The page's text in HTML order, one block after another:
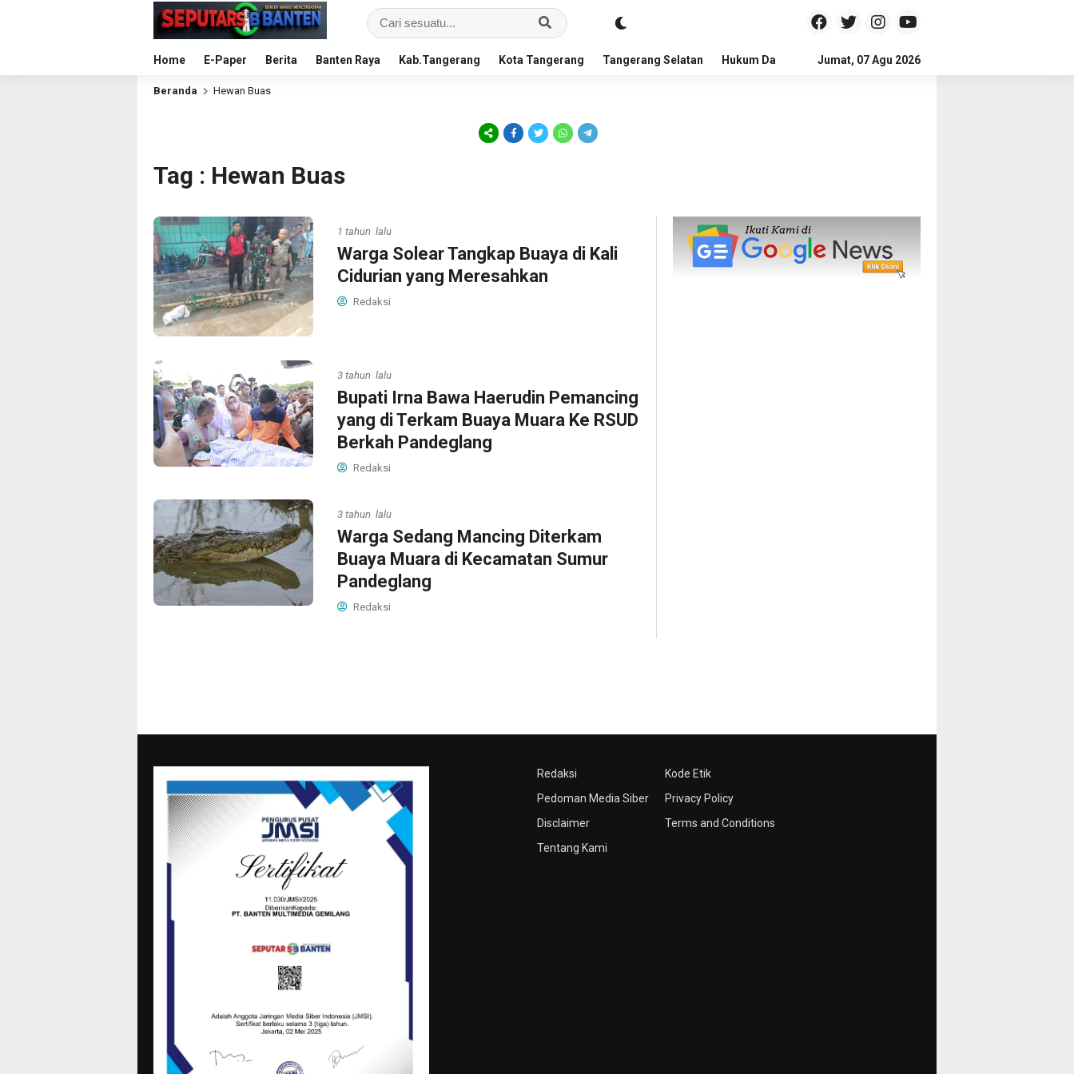
Home E-Paper Berita Banten Raya Kab.Tangerang Kota Tangerang Tangerang Selatan Hukum Dan Kriminal Politik Pendidikan
Jumat, 07 Agu 2026
Beranda Hewan Buas
Tag : Hewan Buas
1 tahun lalu
Warga Solear Tangkap Buaya di Kali
Cidurian yang Meresahkan
Redaksi
3 tahun lalu
Bupati Irna Bawa Haerudin Pemancing
yang di Terkam Buaya Muara Ke RSUD
Berkah Pandeglang
Redaksi
3 tahun lalu
Warga Sedang Mancing Diterkam
Buaya Muara di Kecamatan Sumur
Pandeglang
Redaksi
Redaksi
Pedoman Media Siber
Disclaimer
Tentang Kami
Kode Etik
Privacy Policy
Terms and Conditions